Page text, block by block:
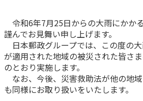
入院保険金・手術保険金
お手続き一覧
終身保険
養老保険
定期保険
【まずはご相談ください】企業
ちら
法人のお客さま向け商品一覧
目的から探す
お役立ち情報
かんぽのLifeサポートナビ
かんぽ生命について
かんぽ生命について
よくあるご質問
令和6年7月25日からの大雨にかか
謹んでお見舞い申し上げます。
日本郵政グループでは、この度の
が適用された地域の被災された皆さ
のとおり実施します。
なお、今後、災害救助法が他の地
も同様にお取り扱いをいたします。